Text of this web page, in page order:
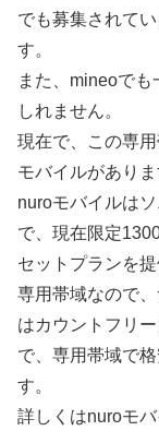
でも募集されて
す。
また、mineoで
しれません。
現在で、この専
モバイルがありま
nuroモバイルは
で、現在限定
セットプランを
専用帯域なので
はカウントフリ
で、専用帯域で
す。
詳しくはnuroモ